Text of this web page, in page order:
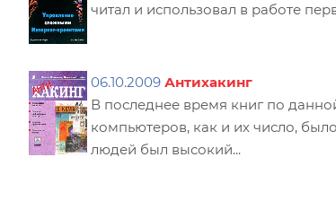
читал и использовал в работе
06.10.2009 Антихакинг
В последнее время книг по
компьютеров, как и их число,
людей был высокий...